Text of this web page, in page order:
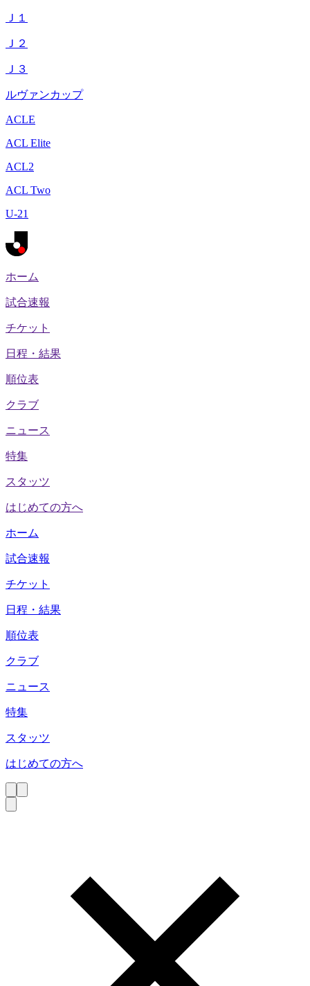
Ｊ１
Ｊ２
Ｊ３
ルヴァンカップ
ACLE
ACL Elite
ACL2
ACL Two
U-21
ホーム
試合速報
チケット
日程・結果
順位表
クラブ
ニュース
特集
スタッツ
はじめての方へ
ホーム
試合速報
チケット
日程・結果
順位表
クラブ
ニュース
特集
スタッツ
はじめての方へ